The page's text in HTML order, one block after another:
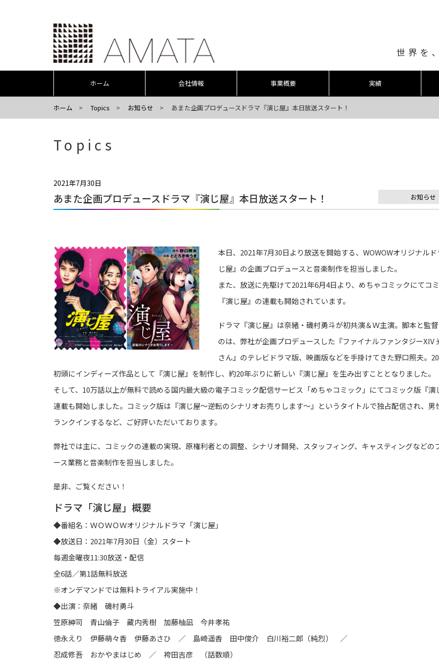
世界を
ホーム 会社情報 事業概要 実績
ホーム Topics お知らせ あまた企画プロデュースドラマ『演じ屋』本日放送スタート！
Topics
2021年7月30日
お知らせ
あまた企画プロデュースドラマ『演じ屋』本日放送スタート！
本日、2021年7月30日より放送を開始する、WOWOWオリジナル
じ屋』の企画プロデュースと音楽制作を担当しました。
また、放送に先駆けて2021年6月4日より、めちゃコミックにてコ
『演じ屋』の連載も開始されています。
ドラマ『演じ屋』は奈緒・磯村勇斗が初共演＆Ｗ主演。脚本と監
のは、弊社が企画プロデュースした『ファイナルファンタジーXIV
さん』のテレビドラマ版、映画版などを手掛けてきた野口照夫。
初頭にインディーズ作品として『演じ屋』を制作し、約20年ぶりに新しい『演じ屋』を生み出すこととなりました。
そして、10万話以上が無料で読める国内最大級の電子コミック配信サービス「めちゃコミック」にてコミック版『演
連載も開始しました。コミック版は『演じ屋～逆転のシナリオお売りします～』というタイトルで独占配信され、男
ランクインするなど、ご好評いただいております。
弊社では主に、コミックの連載の実現、原権利者との調整、シナリオ開発、スタッフィング、キャスティングなどの
ース業務と音楽制作を担当しました。
是非、ご覧ください！
ドラマ「演じ屋」概要
◆番組名：ＷＯＷＯＷオリジナルドラマ「演じ屋」
◆放送日：2021年7月30日（金）スタート
毎週金曜夜11:30放送・配信
全6話／第1話無料放送
※オンデマンドでは無料トライアル実施中！
◆出演：奈緒 磯村勇斗
笠原紳司 青山倫子 藏内秀樹 加藤柚凪 今井孝祐
徳永えり 伊藤萌々香 伊藤あさひ ／ 島崎遥香 田中俊介 白川裕二郎（純烈） ／
忍成修吾 おかやまはじめ ／ 袴田吉彦 （話数順）